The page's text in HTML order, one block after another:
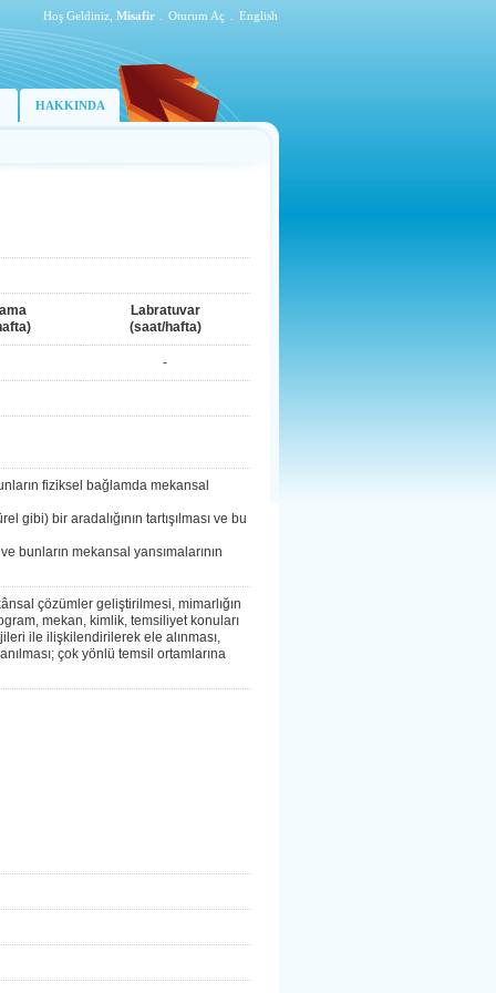
Hoş Geldiniz, Misafir Oturum Aç English
HAKKINDA
Labratuvar
(saat/hafta)
-
fiziksel bağlamda mekansal
gibi) bir aradalığının tartışılması ve bu
bunların mekansal yansımalarının
çözümler geliştirilmesi, mimarlığın
mekan, kimlik, temsiliyet konuları
ile ilişkilendirilerek ele alınması,
çok yönlü temsil ortamlarına